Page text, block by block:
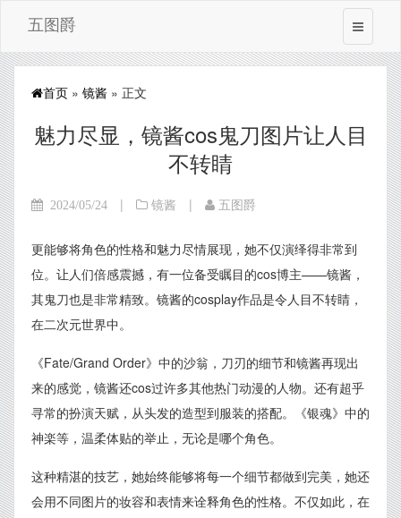
五图爵
首页 » 镜酱 » 正文
魅力尽显，镜酱cos鬼刀图片让人目
不转睛
2024/05/24 | 镜酱 | 五图爵
更能够将角色的性格和魅力尽情展现，她不仅演绎得非常到
位。让人们倍感震撼，有一位备受瞩目的cos博主——镜酱，
其鬼刀也是非常精致。镜酱的cosplay作品是令人目不转睛，
在二次元世界中。
《Fate/Grand Order》中的沙翁，刀刃的细节和镜酱再现出
来的感觉，镜酱还cos过许多其他热门动漫的人物。还有超乎
寻常的扮演天赋，从头发的造型到服装的搭配。《银魂》中的
神楽等，温柔体贴的举止，无论是哪个角色。
这种精湛的技艺，她始终能够将每一个细节都做到完美，她还
会用不同图片的妆容和表情来诠释角色的性格。不仅如此，在